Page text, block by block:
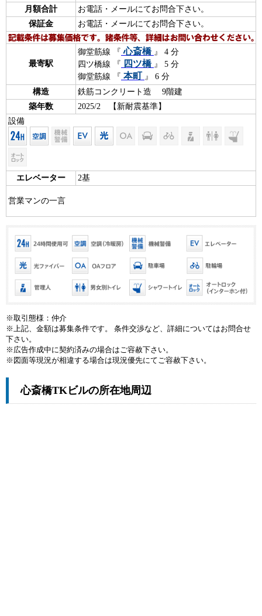
月額合計
お電話・メールにてお問合下さい。
保証金
お電話・メールにてお問合下さい。
最寄駅
御堂筋線 『 心斎橋 』 4 分
四ツ橋線 『 四ツ橋 』 5 分
御堂筋線 『 本町 』 6 分
構造
鉄筋コンクリート造 9階建
築年数
2025/2 【新耐震基準】
設備
エレベーター 2基
営業マンの一言
※取引態様：仲介
※上記、金額は募集条件です。 条件交渉など、詳細についてはお問合せ
下さい。
※広告作成中に契約済みの場合はご容赦下さい。
※図面等現況が相違する場合は現況優先にてご容赦下さい。
心斎橋TKビルの所在地周辺